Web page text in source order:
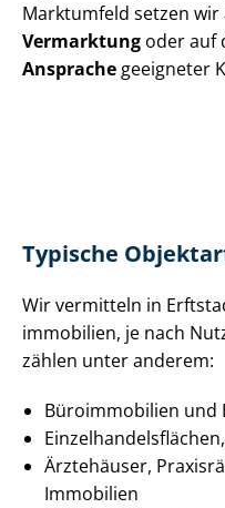
Marktumfeld setzen wir
Vermarktung oder auf
Ansprachegeeigneter
Typische
Wir vermitteln in
im­mo­bi­li­en, je nach
zählen unter anderem:
Büroimmobilien und
Ärztehäuser,
Immobilien